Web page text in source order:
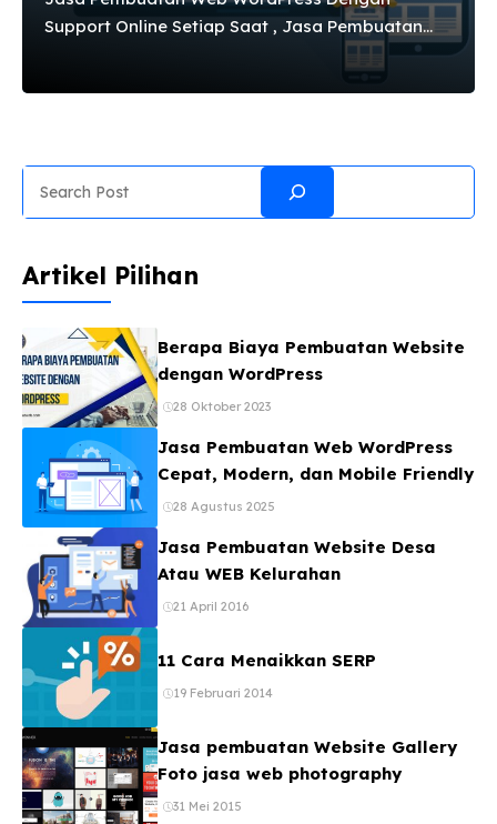
Support Online Setiap Saat , Jasa Pembuatan
Web WordPress, Kerena WordPress adalah salah
Apa itu CMS? CMS adalah semacam software
berbasis web yang bias dimanfaatkan sebagai
situs web secara instan, artinya tidak perlu lagi
situs. kita dapat mengatur konten dengan
mudah dan cepat, mulai dari memposting
artikel, mengeditnya, menghapusnya dan lain-
lain. Kesemuanya ...
Artikel Pilihan
Berapa Biaya Pembuatan Website
dengan WordPress
28 Oktober 2023
Jasa Pembuatan Web WordPress
Cepat, Modern, dan Mobile Friendly
28 Agustus 2025
Jasa Pembuatan Website Desa
Atau WEB Kelurahan
21 April 2016
11 Cara Menaikkan SERP
19 Februari 2014
Jasa pembuatan Website Gallery
Foto jasa web photography
31 Mei 2015